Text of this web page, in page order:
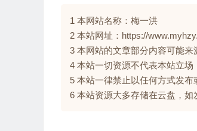
1 本网站名称：梅一洪
2 本站网址：https://
3 本网站的文章部分内容可能来
4 本站一切资源不代表本站立场
5 本站一律禁止以任何方式发
6 本站资源大多存储在云盘，如